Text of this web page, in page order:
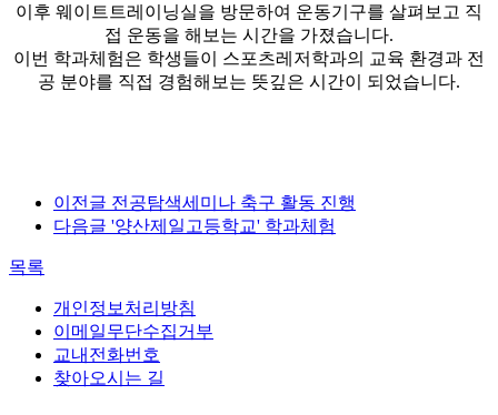
이후 웨이트트레이닝실을 방문하여 운동기구를 살펴보고 직
접 운동을 해보는 시간을 가졌습니다.
이번 학과체험은 학생들이 스포츠레저학과의 교육 환경과 전
공 분야를 직접 경험해보는 뜻깊은 시간이 되었습니다.
이전글 전공탐색세미나 축구 활동 진행
다음글 '양산제일고등학교' 학과체험
목록
개인정보처리방침
이메일무단수집거부
교내전화번호
찾아오시는 길